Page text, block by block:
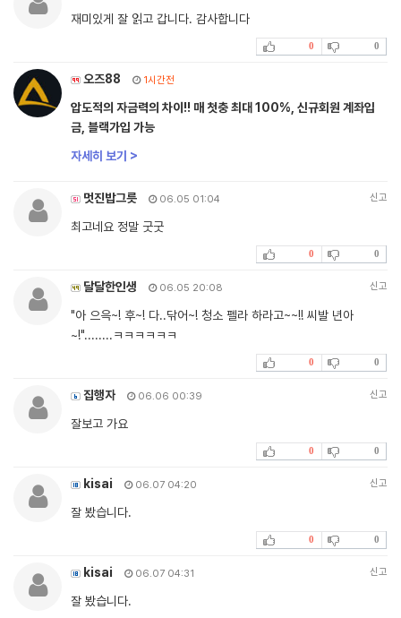
재미있게 잘 읽고 갑니다. 감사합니다
0 0
오즈88 1시간전
압도적의 자금력의 차이!! 매 첫충 최대 100%, 신규회원 계좌입
금, 블랙가입 가능
자세히 보기 >
멋진밥그릇 06.05 01:04 신고
최고네요 정말 굿굿
0 0
달달한인생 06.05 20:08 신고
"아 으윽~! 후~! 다..닦어~! 청소 펠라 하라고~~!! 씨발 년아
~!"........ㅋㅋㅋㅋㅋㅋ
0 0
집행자 06.06 00:39 신고
잘보고 가요
0 0
kisai 06.07 04:20 신고
잘 봤습니다.
0 0
kisai 06.07 04:31 신고
잘 봤습니다.